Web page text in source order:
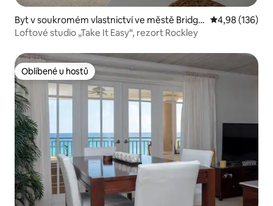
Byt v soukromém vlastnictví ve městě Bridge
town
Průměrné
4,98 (136)
Loftové studio „Take It Easy“, rezort Rockley
Oblíbené u hostů
Oblíbené u hostů